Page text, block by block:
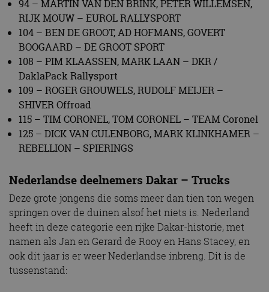
94 – MARTIN VAN DEN BRINK, PETER WILLEMSEN,
RIJK MOUW – EUROL RALLYSPORT
104 – BEN DE GROOT, AD HOFMANS, GOVERT
BOOGAARD – DE GROOT SPORT
108 – PIM KLAASSEN, MARK LAAN – DKR /
DaklaPack Rallysport
109 – ROGER GROUWELS, RUDOLF MEIJER –
SHIVER Offroad
115 – TIM CORONEL, TOM CORONEL – TEAM Coronel
125 – DICK VAN CULENBORG, MARK KLINKHAMER –
REBELLION – SPIERINGS
Nederlandse deelnemers Dakar – Trucks
Deze grote jongens die soms meer dan tien ton wegen
springen over de duinen alsof het niets is. Nederland
heeft in deze categorie een rijke Dakar-historie, met
namen als Jan en Gerard de Rooy en Hans Stacey, en
ook dit jaar is er weer Nederlandse inbreng. Dit is de
tussenstand: